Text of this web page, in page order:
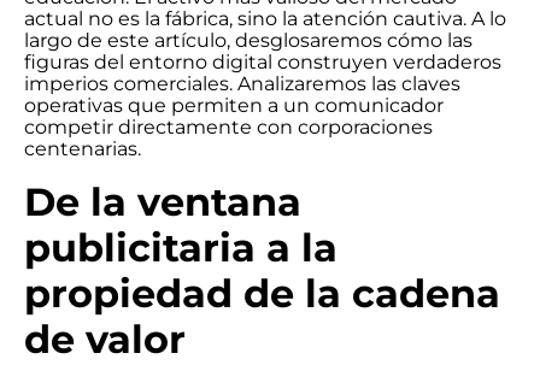
actual no es la fábrica, sino la atención cautiva. A lo
largo de este artículo, desglosaremos cómo las
figuras del entorno digital construyen verdaderos
imperios comerciales. Analizaremos las claves
operativas que permiten a un comunicador
competir directamente con corporaciones
centenarias.
De la ventana
publicitaria a la
propiedad de la cadena
de valor